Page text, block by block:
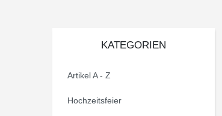
KATEGORIEN
Artikel A - Z
Hochzeitsfeier